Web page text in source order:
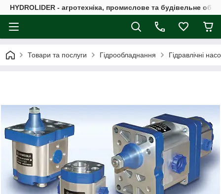
HYDROLIDER - агротехніка, промислове та будівельне
Товари та послуги Гідрообладнання Гідравлічні